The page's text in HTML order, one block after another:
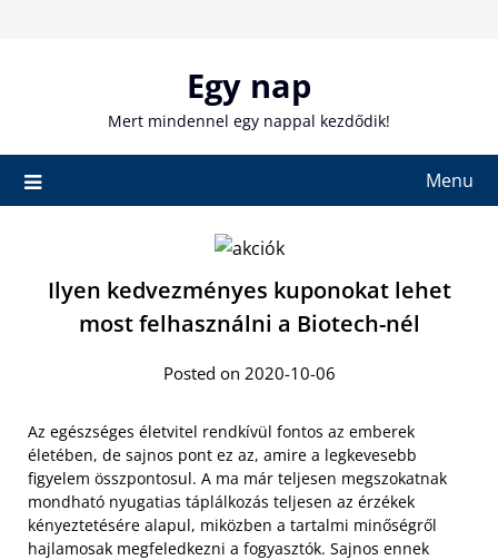
Egy nap
Mert mindennel egy nappal kezdődik!
Menu
Ilyen kedvezményes kuponokat lehet
most felhasználni a Biotech-nél
Posted on 2020-10-06
Az egészséges életvitel rendkívül fontos az emberek
életében, de sajnos pont ez az, amire a legkevesebb
figyelem összpontosul. A ma már teljesen megszokatnak
mondható nyugatias táplálkozás teljesen az érzékek
kényeztetésére alapul, miközben a tartalmi minőségről
hajlamosak megfeledkezni a fogyasztók. Sajnos ennek